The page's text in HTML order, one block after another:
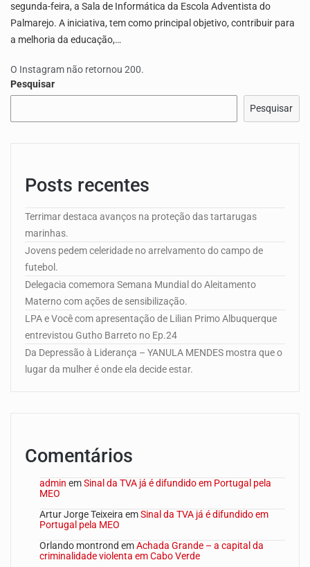
segunda-feira, a Sala de Informática da Escola Adventista do
Palmarejo. A iniciativa, tem como principal objetivo, contribuir para
a melhoria da educação,…
O Instagram não retornou 200.
Pesquisar
Pesquisar
Posts recentes
Terrimar destaca avanços na proteção das tartarugas
marinhas.
Jovens pedem celeridade no arrelvamento do campo de
futebol.
Delegacia comemora Semana Mundial do Aleitamento
Materno com ações de sensibilização.
LPA e Você com apresentação de Lilian Primo Albuquerque
entrevistou Gutho Barreto no Ep.24
Da Depressão à Liderança – YANULA MENDES mostra que o
lugar da mulher é onde ela decide estar.
Comentários
admin emSinal da TVA já é difundido em Portugal pela
MEO
Artur Jorge Teixeira emSinal da TVA já é difundido em
Portugal pela MEO
Orlando montrond emAchada Grande – a capital da
criminalidade violenta em Cabo Verde